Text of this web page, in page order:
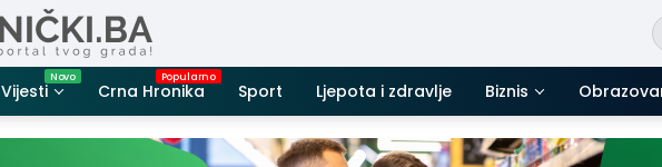
Vijesti Crna Hronika Sport Ljepota i zdravlje Biznis